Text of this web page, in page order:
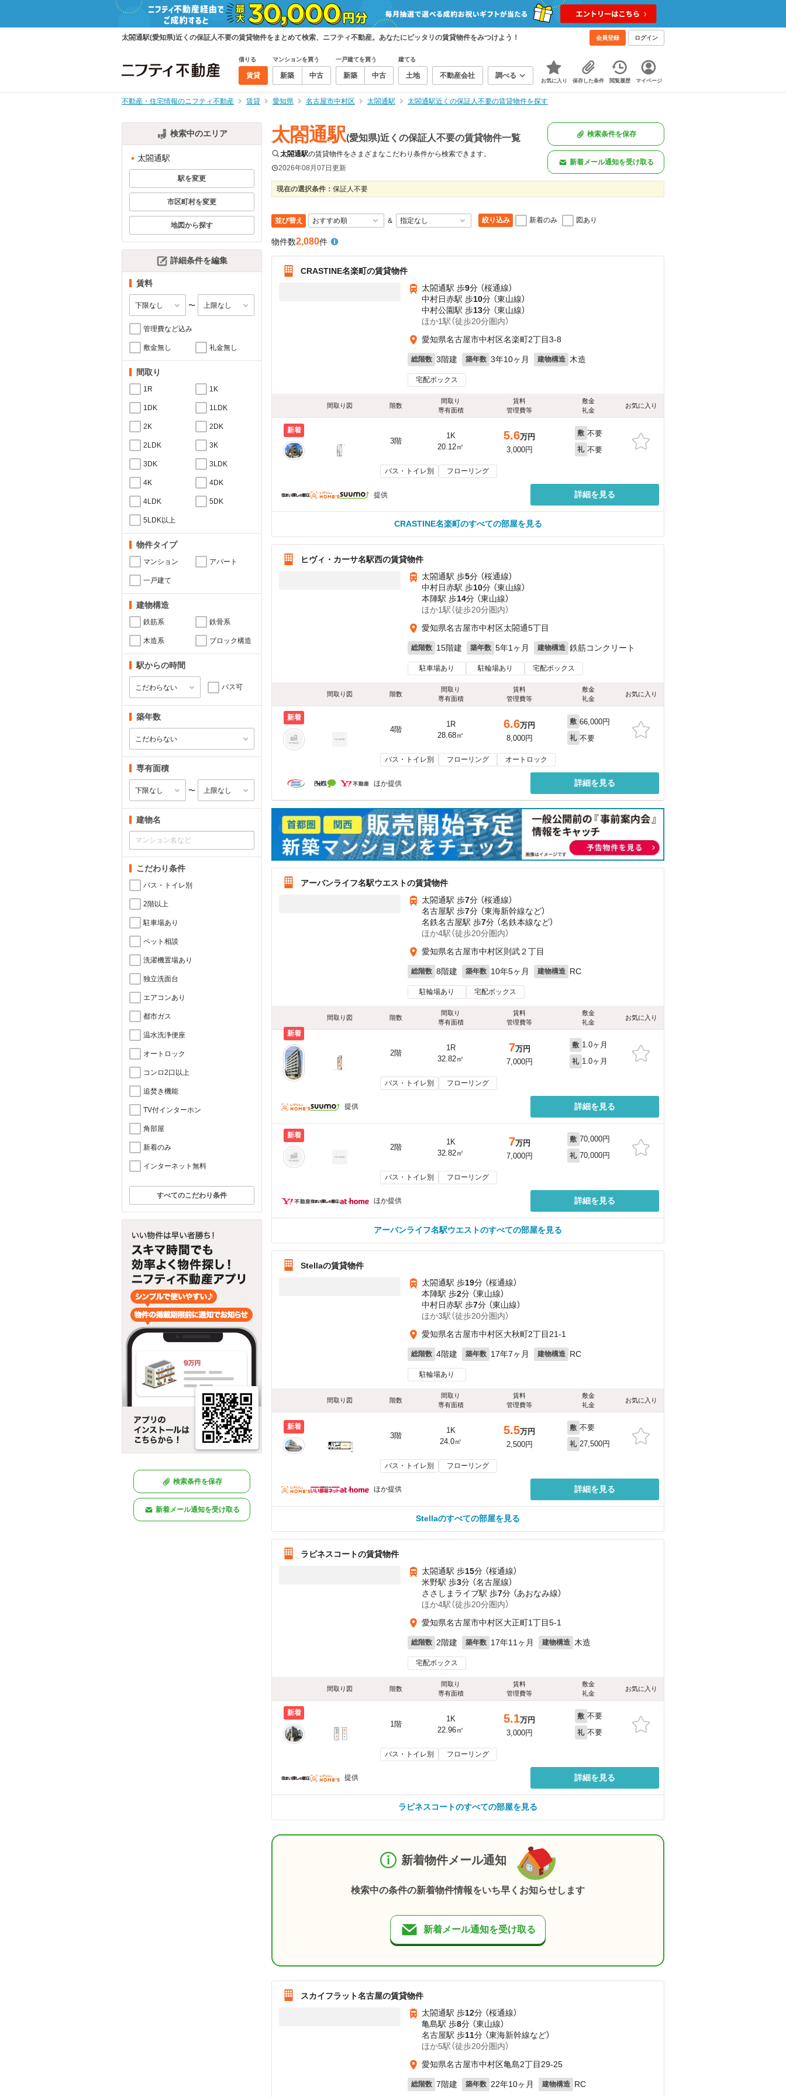
太閤通駅(愛知県)近くの保証人不要の賃貸物件をまとめて検索、ニフティ不動産。あなたにピッタリの賃貸物件をみつけよう！ 会員登録 ログイン
借りる
賃貸
マンションを買う
新築 中古
一戸建てを買う
新築 中古
建てる
土地 不動産会社 調べる
お気に入り 保存した条件 閲覧履歴 マイページ
不動産・住宅情報のニフティ不動産 賃貸 愛知県 名古屋市中村区 太閤通駅 太閤通駅近くの保証人不要の賃貸物件を探す
検索中のエリア
太閤通駅
駅を変更
市区町村を変更
地図から探す
詳細条件を編集
賃料
〜
管理費など込み
敷金無し 礼金無し
間取り
1R 1K
1DK 1LDK
2K 2DK
2LDK 3K
3DK 3LDK
4K 4DK
4LDK 5DK
5LDK以上
物件タイプ
マンション アパート
一戸建て
建物構造
鉄筋系 鉄骨系
木造系 ブロック構造
駅からの時間
バス可
築年数
専有面積
〜
建物名
こだわり条件
バス・トイレ別
2階以上
駐車場あり
ペット相談
洗濯機置場あり
独立洗面台
エアコンあり
都市ガス
温水洗浄便座
オートロック
コンロ2口以上
追焚き機能
TV付インターホン
角部屋
新着のみ
インターネット無料
すべてのこだわり条件
検索条件を保存
新着メール通知を受け取る
太閤通駅(愛知県)近くの保証人不要の賃貸物件一覧
太閤通駅の賃貸物件をさまざまなこだわり条件から検索できます。
2026年08月07日更新
検索条件を保存
新着メール通知を受け取る
現在の選択条件： 保証人不要
並び替え ＆ 絞り込み 新着のみ 図あり
物件数2,080件
CRASTINE名楽町の賃貸物件
太閤通駅 歩9分 （桜通線）
中村日赤駅 歩10分 （東山線）
中村公園駅 歩13分 （東山線）
ほか1駅（徒歩20分圏内）
愛知県名古屋市中村区名楽町2丁目3-8
総階数 3階建 築年数 3年10ヶ月 建物構造 木造
宅配ボックス
間取り図 階数
間取り
専有面積
賃料
管理費等
敷金
礼金
お気に入り
新着
3階
1K
20.12㎡
5.6万円
3,000円
敷 不要
礼 不要
バス・トイレ別 フローリング
提供 詳細を見る
CRASTINE名楽町のすべての部屋を見る
ヒヴィ・カーサ名駅西の賃貸物件
太閤通駅 歩5分 （桜通線）
中村日赤駅 歩10分 （東山線）
本陣駅 歩14分 （東山線）
ほか1駅（徒歩20分圏内）
愛知県名古屋市中村区太閤通5丁目
総階数 15階建 築年数 5年1ヶ月 建物構造 鉄筋コンクリート
駐車場あり 駐輪場あり 宅配ボックス
間取り図 階数
間取り
専有面積
賃料
管理費等
敷金
礼金
お気に入り
新着
4階
1R
28.68㎡
6.6万円
8,000円
敷 66,000円
礼 不要
バス・トイレ別 フローリング オートロック
ほか提供 詳細を見る
アーバンライフ名駅ウエストの賃貸物件
太閤通駅 歩7分 （桜通線）
名古屋駅 歩7分 （東海新幹線など）
名鉄名古屋駅 歩7分 （名鉄本線など）
ほか4駅（徒歩20分圏内）
愛知県名古屋市中村区則武２丁目
総階数 8階建 築年数 10年5ヶ月 建物構造 RC
駐輪場あり 宅配ボックス
間取り図 階数
間取り
専有面積
賃料
管理費等
敷金
礼金
お気に入り
新着
2階
1R
32.82㎡
7万円
7,000円
敷 1.0ヶ月
礼 1.0ヶ月
バス・トイレ別 フローリング
提供 詳細を見る
新着
2階
1K
32.82㎡
7万円
7,000円
敷 70,000円
礼 70,000円
バス・トイレ別 フローリング
ほか提供 詳細を見る
アーバンライフ名駅ウエストのすべての部屋を見る
Stellaの賃貸物件
太閤通駅 歩19分 （桜通線）
本陣駅 歩2分 （東山線）
中村日赤駅 歩7分 （東山線）
ほか3駅（徒歩20分圏内）
愛知県名古屋市中村区大秋町2丁目21-1
総階数 4階建 築年数 17年7ヶ月 建物構造 RC
駐輪場あり
間取り図 階数
間取り
専有面積
賃料
管理費等
敷金
礼金
お気に入り
新着
3階
1K
24.0㎡
5.5万円
2,500円
敷 不要
礼 27,500円
バス・トイレ別 フローリング
ほか提供 詳細を見る
Stellaのすべての部屋を見る
ラピネスコートの賃貸物件
太閤通駅 歩15分 （桜通線）
米野駅 歩3分 （名古屋線）
ささしまライブ駅 歩7分 （あおなみ線）
ほか4駅（徒歩20分圏内）
愛知県名古屋市中村区大正町1丁目5-1
総階数 2階建 築年数 17年11ヶ月 建物構造 木造
宅配ボックス
間取り図 階数
間取り
専有面積
賃料
管理費等
敷金
礼金
お気に入り
新着
1階
1K
22.96㎡
5.1万円
3,000円
敷 不要
礼 不要
バス・トイレ別 フローリング
提供 詳細を見る
ラピネスコートのすべての部屋を見る
新着物件メール通知
検索中の条件の新着物件情報をいち早くお知らせします
新着メール通知を受け取る
スカイフラット名古屋の賃貸物件
太閤通駅 歩12分 （桜通線）
亀島駅 歩8分 （東山線）
名古屋駅 歩11分 （東海新幹線など）
ほか5駅（徒歩20分圏内）
愛知県名古屋市中村区亀島2丁目29-25
総階数 7階建 築年数 22年10ヶ月 建物構造 RC